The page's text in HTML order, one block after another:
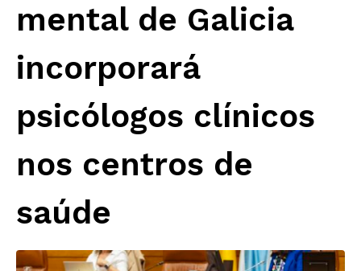
mental de Galicia
incorporará
psicólogos clínicos
nos centros de
saúde